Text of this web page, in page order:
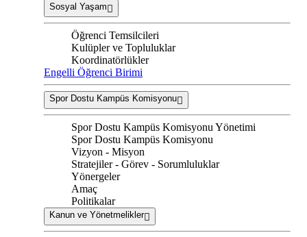
Sosyal Yaşam
Öğrenci Temsilcileri
Kulüpler ve Topluluklar
Koordinatörlükler
Engelli Öğrenci Birimi
Spor Dostu Kampüs Komisyonu
Spor Dostu Kampüs Komisyonu Yönetimi
Spor Dostu Kampüs Komisyonu
Vizyon - Misyon
Stratejiler - Görev - Sorumluluklar
Yönergeler
Amaç
Politikalar
Kanun ve Yönetmelikler